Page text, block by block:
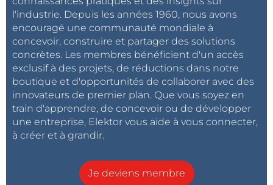
l'industrie. Depuis les années 1960, nous avons
encouragé une communauté mondiale à
concevoir, construire et partager des solutions
concrètes. Les membres bénéficient d'un accès
exclusif à des projets, de réductions dans notre
boutique et d'opportunités de collaborer avec des
innovateurs de premier plan. Que vous soyez en
train d'apprendre, de concevoir ou de développer
une entreprise, Elektor vous aide à vous connecter,
à créer et à grandir.
Je deviens membre